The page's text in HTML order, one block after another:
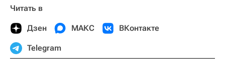
Читать в
Дзен МАКС ВКонтакте
Telegram